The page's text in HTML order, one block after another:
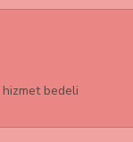
bedeli